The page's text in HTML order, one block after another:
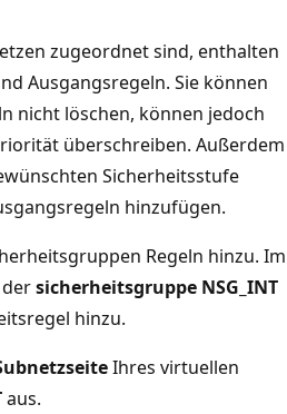
zugeordnet sind, enthalten
Ausgangsregeln. Sie können
nicht löschen, können jedoch
überschreiben. Außerdem
Sicherheitsstufe
hinzufügen.
Regeln hinzu. Im
sicherheitsgruppe NSG_INT
hinzu.
Ihres virtuellen
aus.